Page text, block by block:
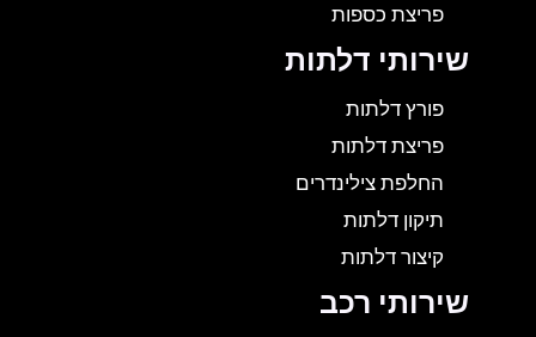
פריצת כספות
שירותי דלתות
פורץ דלתות
פריצת דלתות
החלפת צילינדרים
תיקון דלתות
קיצור דלתות
שירותי רכב